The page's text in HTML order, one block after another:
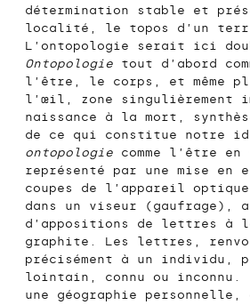
détermination stable et
localité, le topos d’un
L’ontopologie serait ici
Ontopologie tout d’abord
l’être, le corps, et même
l’œil, zone singulièrement
naissance à la mort,
de ce qui constitue notre
ontopologie comme l’être
représenté par une mise en
coupes de l’appareil
dans un viseur (gaufrage),
d’appositions de lettres à
graphite. Les lettres,
précisément à un individu,
lointain, connu ou inconnu.
une géographie personnelle,